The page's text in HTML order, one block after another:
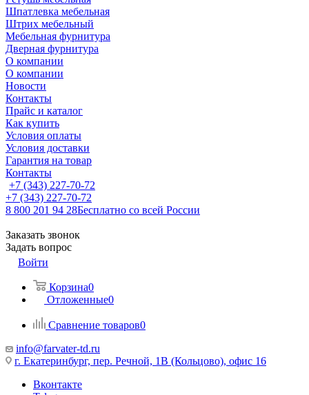
Шпатлевка мебельная
Штрих мебельный
Мебельная фурнитура
Дверная фурнитура
О компании
О компании
Новости
Контакты
Прайс и каталог
Как купить
Условия оплаты
Условия доставки
Гарантия на товар
Контакты
+7 (343) 227-70-72
+7 (343) 227-70-72
8 800 201 94 28Бесплатно со всей России
Заказать звонок
Задать вопрос
Войти
Корзина0
Отложенные0
Сравнение товаров0
info@farvater-td.ru
г. Екатеринбург, пер. Речной, 1В (Кольцово), офис 16
Вконтакте